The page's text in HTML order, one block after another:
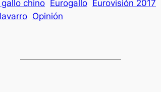
chino Eurogallo Eurovisión 2017
Opinión